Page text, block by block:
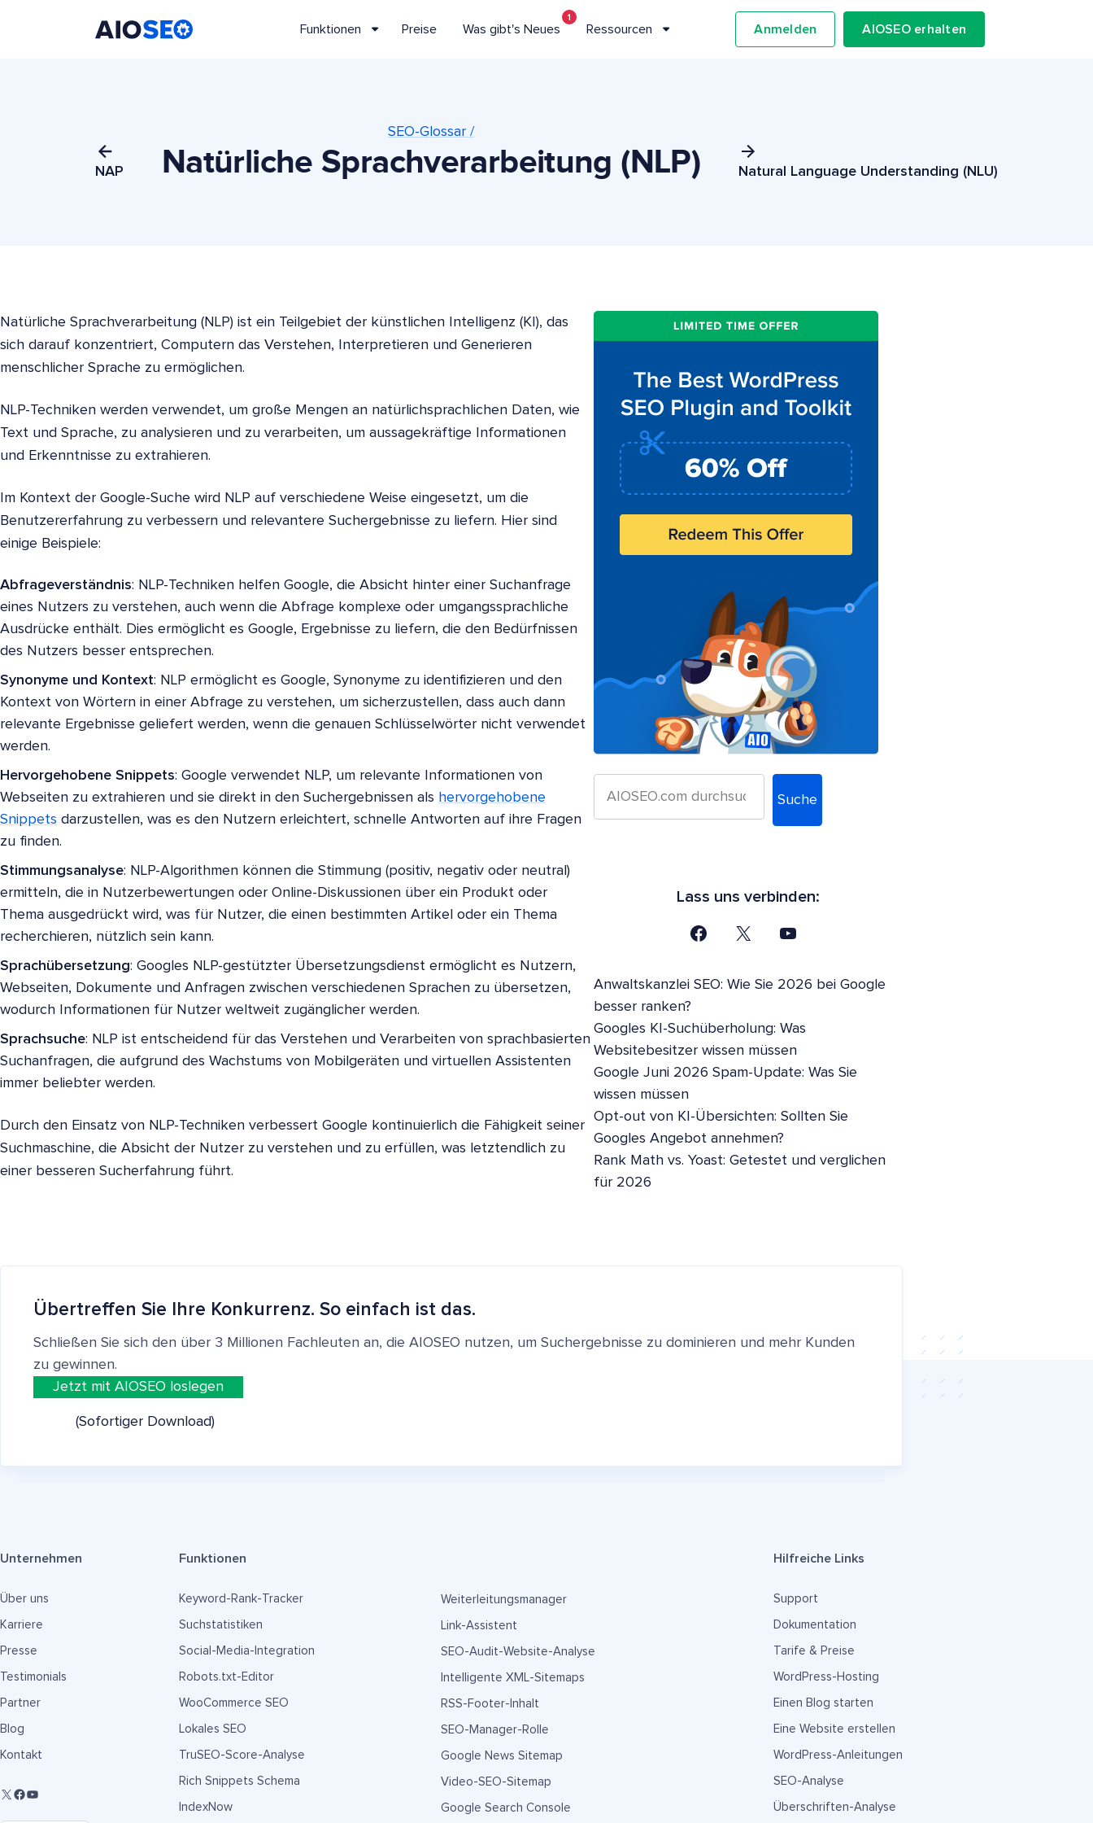
Funktionen Preise Was gibt's Neues
1
Ressourcen Anmelden AIOSEO erhalten
NAP
SEO-Glossar /
Natürliche Sprachverarbeitung (NLP) Natural Language Understanding (NLU)
Natürliche Sprachverarbeitung (NLP) ist ein Teilgebiet der künstlichen Intelligenz (KI), das
sich darauf konzentriert, Computern das Verstehen, Interpretieren und Generieren
menschlicher Sprache zu ermöglichen.
NLP-Techniken werden verwendet, um große Mengen an natürlichsprachlichen Daten, wie
Text und Sprache, zu analysieren und zu verarbeiten, um aussagekräftige Informationen
und Erkenntnisse zu extrahieren.
Im Kontext der Google-Suche wird NLP auf verschiedene Weise eingesetzt, um die
Benutzererfahrung zu verbessern und relevantere Suchergebnisse zu liefern. Hier sind
einige Beispiele:
Abfrageverständnis: NLP-Techniken helfen Google, die Absicht hinter einer Suchanfrage
eines Nutzers zu verstehen, auch wenn die Abfrage komplexe oder umgangssprachliche
Ausdrücke enthält. Dies ermöglicht es Google, Ergebnisse zu liefern, die den Bedürfnissen
des Nutzers besser entsprechen.
Synonyme und Kontext: NLP ermöglicht es Google, Synonyme zu identifizieren und den
Kontext von Wörtern in einer Abfrage zu verstehen, um sicherzustellen, dass auch dann
relevante Ergebnisse geliefert werden, wenn die genauen Schlüsselwörter nicht verwendet
werden.
Hervorgehobene Snippets: Google verwendet NLP, um relevante Informationen von
Webseiten zu extrahieren und sie direkt in den Suchergebnissen als hervorgehobene
Snippets darzustellen, was es den Nutzern erleichtert, schnelle Antworten auf ihre Fragen
zu finden.
Stimmungsanalyse: NLP-Algorithmen können die Stimmung (positiv, negativ oder neutral)
ermitteln, die in Nutzerbewertungen oder Online-Diskussionen über ein Produkt oder
Thema ausgedrückt wird, was für Nutzer, die einen bestimmten Artikel oder ein Thema
recherchieren, nützlich sein kann.
Sprachübersetzung: Googles NLP-gestützter Übersetzungsdienst ermöglicht es Nutzern,
Webseiten, Dokumente und Anfragen zwischen verschiedenen Sprachen zu übersetzen,
wodurch Informationen für Nutzer weltweit zugänglicher werden.
Sprachsuche: NLP ist entscheidend für das Verstehen und Verarbeiten von sprachbasierten
Suchanfragen, die aufgrund des Wachstums von Mobilgeräten und virtuellen Assistenten
immer beliebter werden.
Durch den Einsatz von NLP-Techniken verbessert Google kontinuierlich die Fähigkeit seiner
Suchmaschine, die Absicht der Nutzer zu verstehen und zu erfüllen, was letztendlich zu
einer besseren Sucherfahrung führt.
Suche
Lass uns verbinden:
Anwaltskanzlei SEO: Wie Sie 2026 bei Google
besser ranken?
Googles KI-Suchüberholung: Was
Websitebesitzer wissen müssen
Google Juni 2026 Spam-Update: Was Sie
wissen müssen
Opt-out von KI-Übersichten: Sollten Sie
Googles Angebot annehmen?
Rank Math vs. Yoast: Getestet und verglichen
für 2026
Übertreffen Sie Ihre Konkurrenz. So einfach ist das.
Schließen Sie sich den über 3 Millionen Fachleuten an, die AIOSEO nutzen, um Suchergebnisse zu dominieren und mehr Kunden
zu gewinnen.
Jetzt mit AIOSEO loslegen
(Sofortiger Download)
Unternehmen
Über uns
Karriere
Presse
Testimonials
Partner
Blog
Kontakt
Funktionen
Keyword-Rank-Tracker
Suchstatistiken
Social-Media-Integration
Robots.txt-Editor
WooCommerce SEO
Lokales SEO
TruSEO-Score-Analyse
Rich Snippets Schema
IndexNow
Weiterleitungsmanager
Link-Assistent
SEO-Audit-Website-Analyse
Intelligente XML-Sitemaps
RSS-Footer-Inhalt
SEO-Manager-Rolle
Google News Sitemap
Video-SEO-Sitemap
Google Search Console
Hilfreiche Links
Support
Dokumentation
Tarife & Preise
WordPress-Hosting
Einen Blog starten
Eine Website erstellen
WordPress-Anleitungen
SEO-Analyse
Überschriften-Analyse